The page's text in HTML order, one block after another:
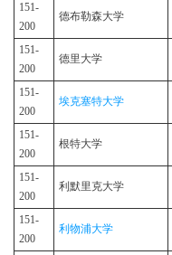
151-
200
德布勒森大学
151-
200
德里大学
151-
200
埃克塞特大学
151-
200
根特大学
151-
200
利默里克大学
151-
200
利物浦大学